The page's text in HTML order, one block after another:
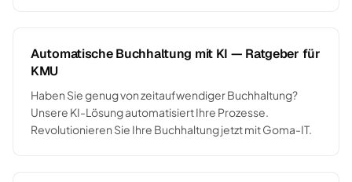
Automatische Buchhaltung mit KI — Ratgeber für
KMU
Haben Sie genug von zeitaufwendiger Buchhaltung?
Unsere KI-Lösung automatisiert Ihre Prozesse.
Revolutionieren Sie Ihre Buchhaltung jetzt mit Goma-IT.